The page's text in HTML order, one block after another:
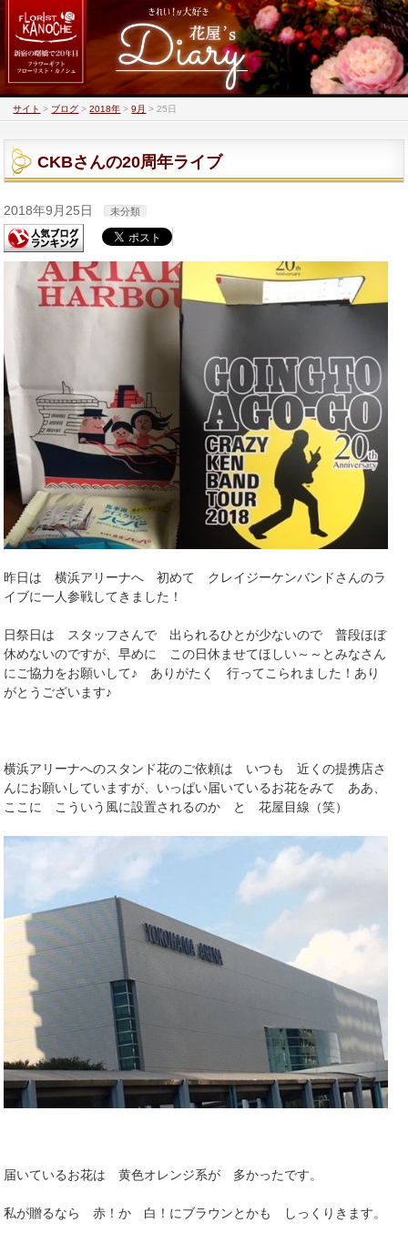
サイト > ブログ >2018年 >9月 >25日
CKBさんの20周年ライブ
2018年9月25日 未分類
昨日は 横浜アリーナへ 初めて クレイジーケンバンドさんのラ
イブに一人参戦してきました！
日祭日は スタッフさんで 出られるひとが少ないので 普段ほぼ
休めないのですが、早めに この日休ませてほしい～～とみなさん
にご協力をお願いして♪ ありがたく 行ってこられました！あり
がとうございます♪
横浜アリーナへのスタンド花のご依頼は いつも 近くの提携店さ
んにお願いしていますが、いっぱい届いているお花をみて ああ、
ここに こういう風に設置されるのか と 花屋目線（笑）
届いているお花は 黄色オレンジ系が 多かったです。
私が贈るなら 赤！か 白！にブラウンとかも しっくりきます。